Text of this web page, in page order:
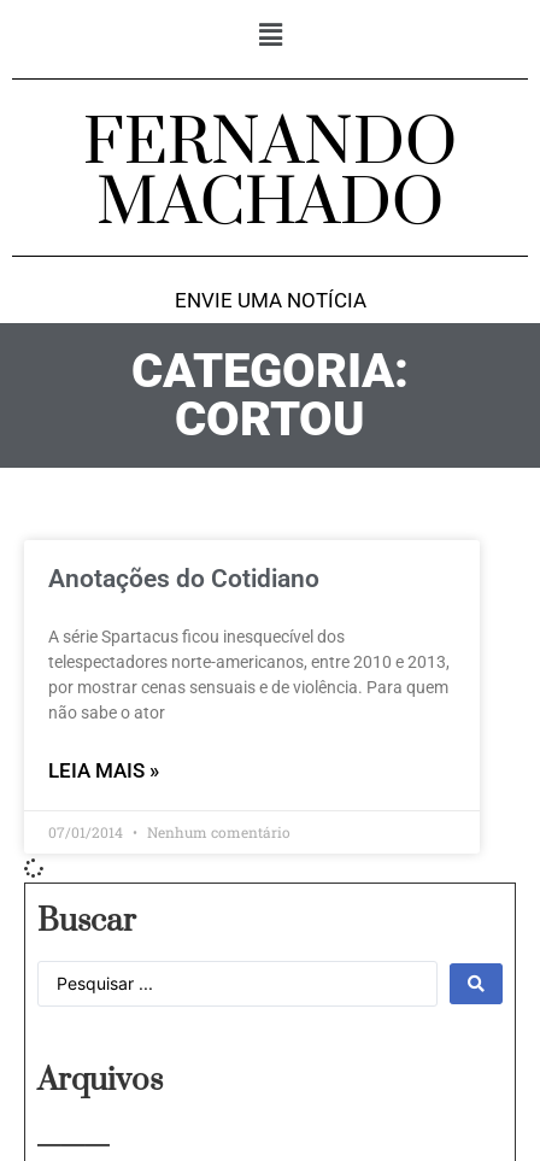
FERNANDO
MACHADO
ENVIE UMA NOTÍCIA
CATEGORIA:
CORTOU
Anotações do Cotidiano
A série Spartacus ficou inesquecível dos
telespectadores norte-americanos, entre 2010 e 2013,
por mostrar cenas sensuais e de violência. Para quem
não sabe o ator
LEIA MAIS »
07/01/2014 Nenhum comentário
Buscar
Arquivos
———